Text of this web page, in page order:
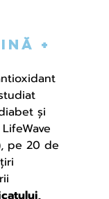
+
și
pe 20 de